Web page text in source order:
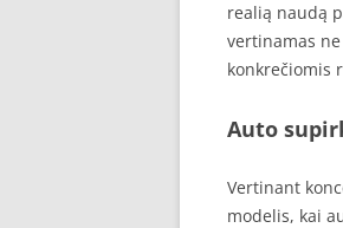
realią naudą
vertinamas
konkrečiomis
Auto
Vertinant
modelis, kai